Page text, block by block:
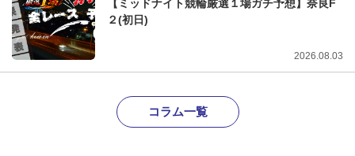
【ミッドナイト競輪厳選１場ガチ予想】奈良F
２(初日)
2026.08.03
コラム一覧